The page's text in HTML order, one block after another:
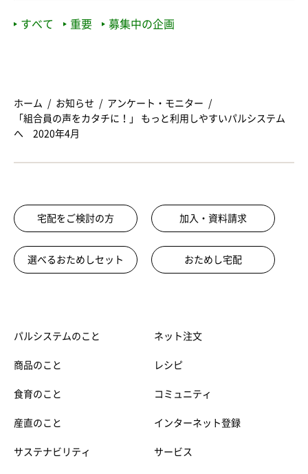
すべて 重要 募集中の企画
ホーム お知らせ
アンケート・モニター
「組合員の声をカタチに！」 もっと利用しやすいパルシステム
へ 2020年4月
宅配をご検討の方 加入・資料請求
選べるおためしセット おためし宅配
パルシステムのこと
商品のこと
食育のこと
産直のこと
サステナビリティ
ネット注文
レシピ
コミュニティ
インターネット登録
サービス